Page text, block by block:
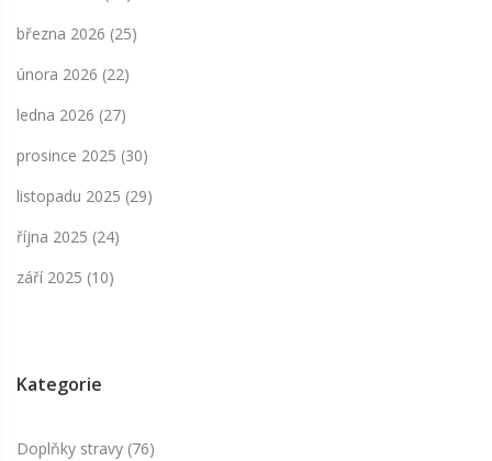
března 2026 (25)
února 2026 (22)
ledna 2026 (27)
prosince 2025 (30)
listopadu 2025 (29)
října 2025 (24)
září 2025 (10)
Kategorie
Doplňky stravy (76)